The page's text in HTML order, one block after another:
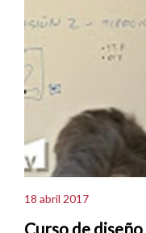
18 abril 2017
Curso de